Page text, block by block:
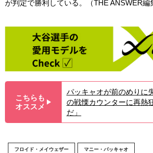
が判定で勝利している。（THE ANSWER編
こちらも
オススメ ▶︎
パッキャオが前のめり
の戦慄カウンターに再熱
だ」
フロイド・メイウェザー マニー・パッキャオ